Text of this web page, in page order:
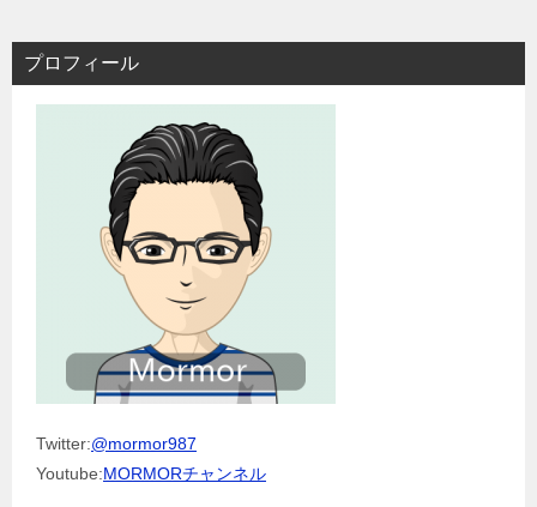
プロフィール
Twitter:@mormor987
Youtube:MORMORチャンネル